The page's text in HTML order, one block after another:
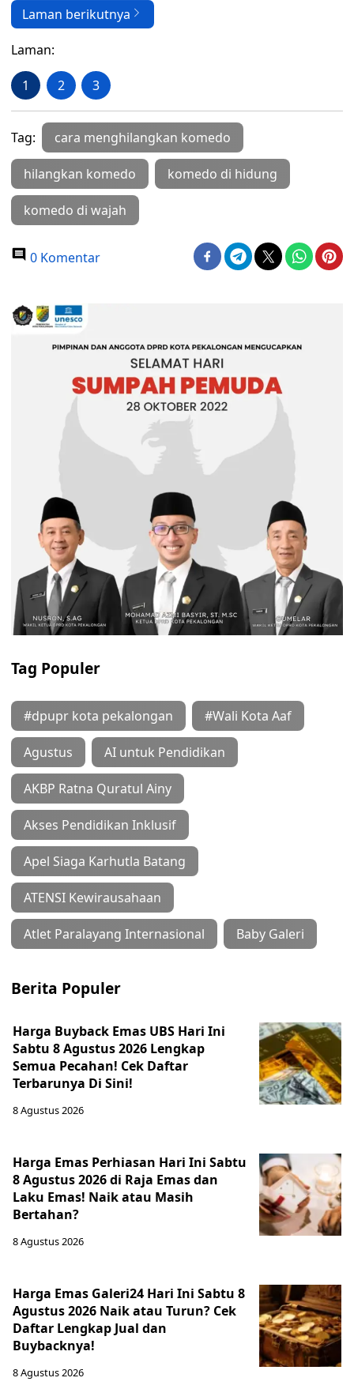
Laman berikutnya
Laman:
1 2 3
Tag: cara menghilangkan komedo
hilangkan komedo komedo di hidung
komedo di wajah
0 Komentar
Tag Populer
#dpupr kota pekalongan #Wali Kota Aaf
Agustus AI untuk Pendidikan
AKBP Ratna Quratul Ainy
Akses Pendidikan Inklusif
Apel Siaga Karhutla Batang
ATENSI Kewirausahaan
Atlet Paralayang Internasional Baby Galeri
Berita Populer
Harga Buyback Emas UBS Hari Ini
Sabtu 8 Agustus 2026 Lengkap
Semua Pecahan! Cek Daftar
Terbarunya Di Sini!
8 Agustus 2026
Harga Emas Perhiasan Hari Ini Sabtu
8 Agustus 2026 di Raja Emas dan
Laku Emas! Naik atau Masih
Bertahan?
8 Agustus 2026
Harga Emas Galeri24 Hari Ini Sabtu 8
Agustus 2026 Naik atau Turun? Cek
Daftar Lengkap Jual dan
Buybacknya!
8 Agustus 2026